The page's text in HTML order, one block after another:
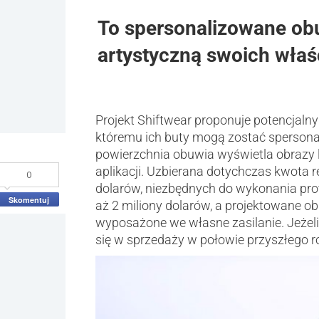
To spersonalizowane
artystyczną swoich
0
Skomentuj
Projekt Shiftwear proponuje
któremu ich buty mogą zostać
powierzchnia obuwia wyświetla
aplikacji. Uzbierana dotychczas kwota
dolarów, niezbędnych do wykonania
aż 2 miliony dolarów, a projektowane
wyposażone we własne zasilanie.
się w sprzedaży w połowie przyszłego